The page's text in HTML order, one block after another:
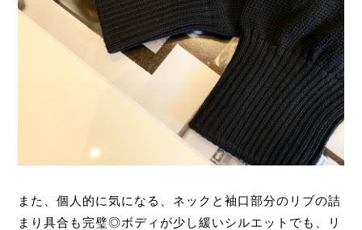
また、個人的に気になる、ネックと袖口部分のリブの詰
まり具合も完璧◎ボディが少し緩いシルエットでも、リ